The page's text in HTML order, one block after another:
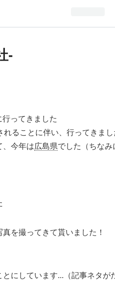
-
行ってきました
れることに伴い、行ってきまし
、今年は広島県でした（ちなみ
を撮ってきて貰いました！
にしています...（記事ネタが